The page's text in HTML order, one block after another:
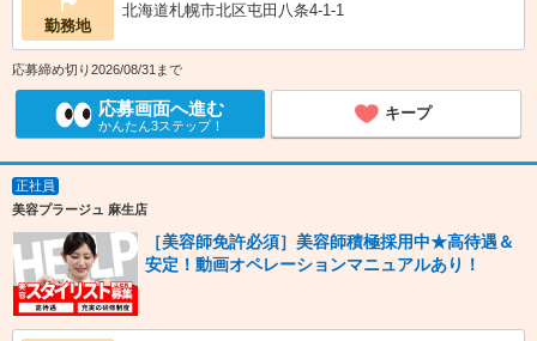
勤務地
北海道札幌市北区屯田八条4-1-1
応募締め切り2026/08/31まで
応募画面へ進む
かんたん3ステップ！
キープ
正社員
美容プラージュ 麻生店
［美容師免許必須］美容師積極採用中★高待遇＆
安定！動画オペレーションマニュアルあり！